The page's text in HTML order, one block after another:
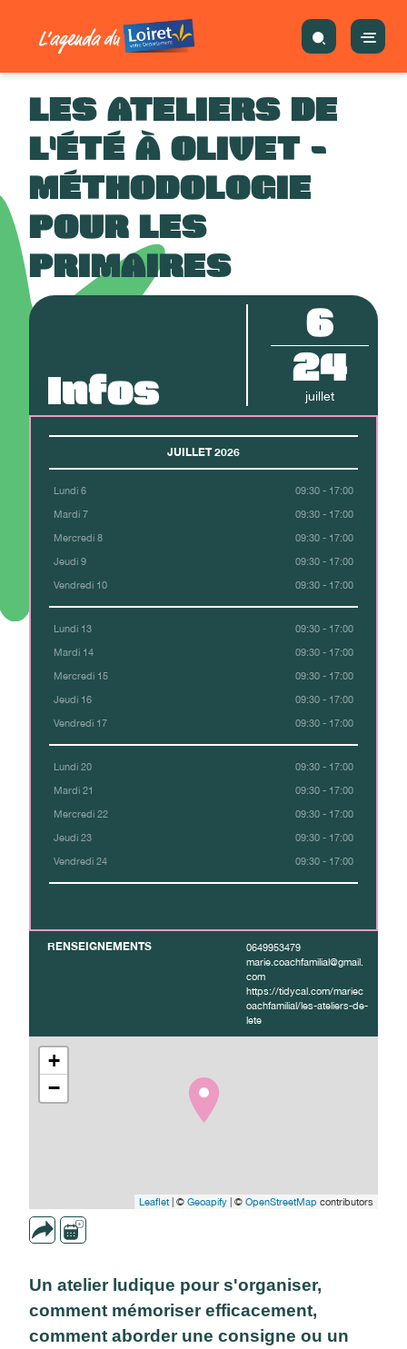
LES ATELIERS DE
L'ÉTÉ À OLIVET -
MÉTHODOLOGIE
POUR LES
PRIMAIRES
Infos
6
24
juillet
JUILLET 2026
Lundi 6 09:30 - 17:00
Mardi 7 09:30 - 17:00
Mercredi 8 09:30 - 17:00
Jeudi 9 09:30 - 17:00
Vendredi 10 09:30 - 17:00
Lundi 13 09:30 - 17:00
Mardi 14 09:30 - 17:00
Mercredi 15 09:30 - 17:00
Jeudi 16 09:30 - 17:00
Vendredi 17 09:30 - 17:00
Lundi 20 09:30 - 17:00
Mardi 21 09:30 - 17:00
Mercredi 22 09:30 - 17:00
Jeudi 23 09:30 - 17:00
Vendredi 24 09:30 - 17:00
RENSEIGNEMENTS
0649953479
marie.coachfamilial@gmail.
com
https://tidycal.com/mariec
oachfamilial/les-ateliers-de-
lete
+
−
Leaflet| © Geoapify | © OpenStreetMap contributors
Un atelier ludique pour s'organiser,
comment mémoriser efficacement,
comment aborder une consigne ou un